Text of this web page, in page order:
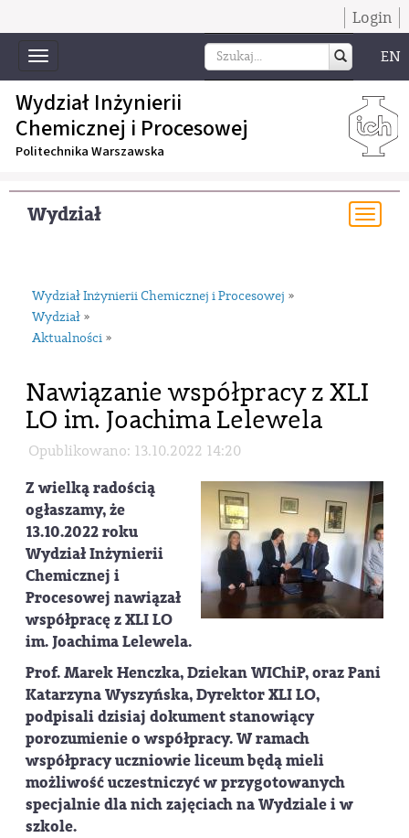
Login
Toggle
navigation
EN
Wydział Inżynierii
Chemicznej i Procesowej
Politechnika Warszawska
Wydział
Wydział Inżynierii Chemicznej i Procesowej »
Wydział »
Aktualności »
Nawiązanie współpracy z XLI
LO im. Joachima Lelewela
Opublikowano: 13.10.2022 14:20
Z wielką radością
ogłaszamy, że
13.10.2022 roku
Wydział Inżynierii
Chemicznej i
Procesowej nawiązał
współpracę z XLI LO
im. Joachima Lelewela.
Prof. Marek Henczka, Dziekan WIChiP, oraz Pani
Katarzyna Wyszyńska, Dyrektor XLI LO,
podpisali dzisiaj dokument stanowiący
porozumienie o współpracy. W ramach
współpracy uczniowie liceum będą mieli
możliwość uczestniczyć w przygotowanych
specjalnie dla nich zajęciach na Wydziale i w
szkole.